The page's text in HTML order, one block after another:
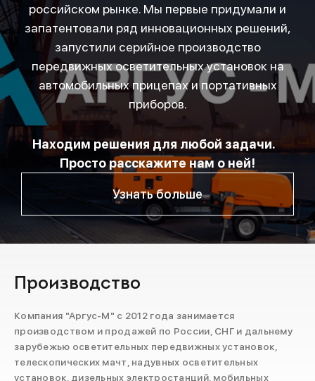
российском рынке. Мы первые придумали и
запатентовали ряд инновационных решений,
запустили серийное производство
передвижных осветительных установок на
автомобильных прицепах и портативных
приборов.
Находим решения для любой задачи.
Просто расскажите нам о ней!
Узнать больше
Производство
Компания "Аргус-М" с 2012 года занимается
производством и продажей по России, СНГ и дальнему
зарубежью осветительных передвижных установок,
телескопических мачт, надувных осветительных
установок, дизельных электростанций, мобильных